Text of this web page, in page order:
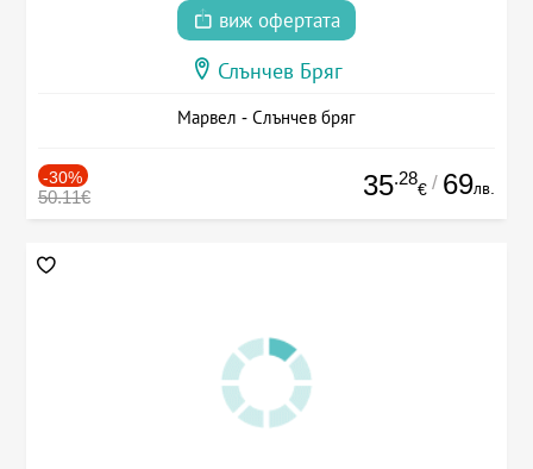
виж офертата
Слънчев Бряг
Марвел - Слънчев бряг
-30%
50.11€ 35.28
€ / 69лв.